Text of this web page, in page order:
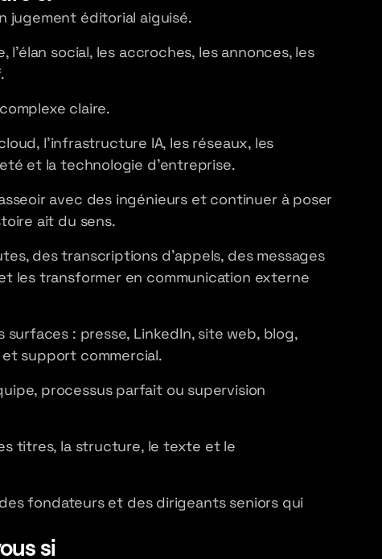
jugement éditorial aiguisé.
l'élan social, les accroches, les annonces, les
claire.
l'infrastructure IA, les réseaux, les
et la technologie d'entreprise.
avec des ingénieurs et continuer à poser
ait du sens.
des transcriptions d'appels, des messages
les transformer en communication externe
: presse, LinkedIn, site web, blog,
support commercial.
processus parfait ou supervision
titres, la structure, le texte et le
fondateurs et des dirigeants seniors qui
si